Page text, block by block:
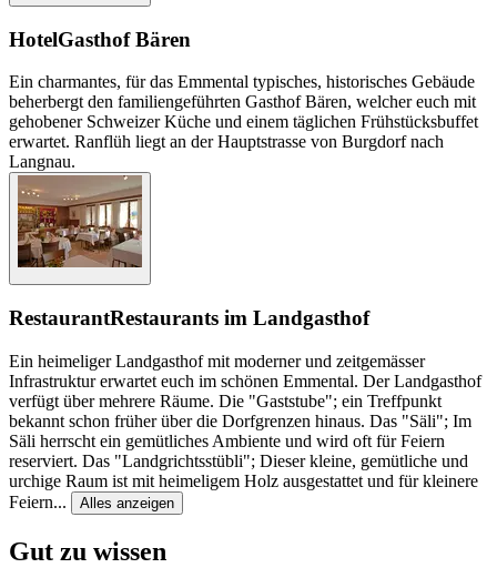
HotelGasthof Bären
Ein charmantes, für das Emmental typisches, historisches Gebäude
beherbergt den familiengeführten Gasthof Bären, welcher euch mit
gehobener Schweizer Küche und einem täglichen Frühstücksbuffet
erwartet. Ranflüh liegt an der Hauptstrasse von Burgdorf nach
Langnau.
RestaurantRestaurants im Landgasthof
Ein heimeliger Landgasthof mit moderner und zeitgemässer
Infrastruktur erwartet euch im schönen Emmental. Der Landgasthof
verfügt über mehrere Räume. Die "Gaststube"; ein Treffpunkt
bekannt schon früher über die Dorfgrenzen hinaus. Das "Säli"; Im
Säli herrscht ein gemütliches Ambiente und wird oft für Feiern
reserviert. Das "Landgrichtsstübli"; Dieser kleine, gemütliche und
urchige Raum ist mit heimeligem Holz ausgestattet und für kleinere
Feiern... Alles anzeigen
Gut zu wissen